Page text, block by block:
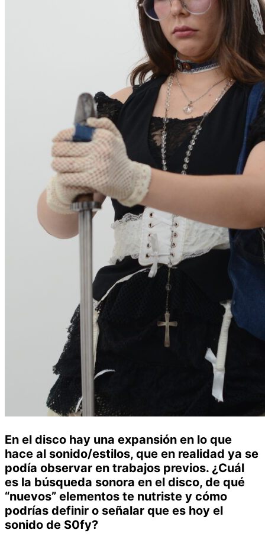
En el disco hay una expansión en lo que
hace al sonido/estilos, que en realidad ya se
podía observar en trabajos previos. ¿Cuál
es la búsqueda sonora en el disco, de qué
“nuevos” elementos te nutriste y cómo
podrías definir o señalar que es hoy el
sonido de S0fy?